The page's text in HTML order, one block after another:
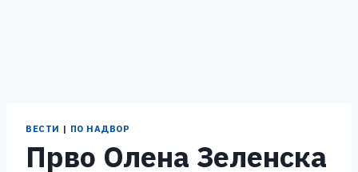
ВЕСТИ | ПО НАДВОР
Прво Олена Зеленска